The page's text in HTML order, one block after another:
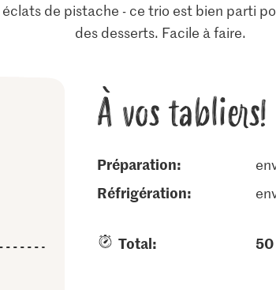
de pistache - ce trio est bien parti
des desserts. Facile à faire.
À vos tabliers!
Préparation:
réfrigération:
Total: